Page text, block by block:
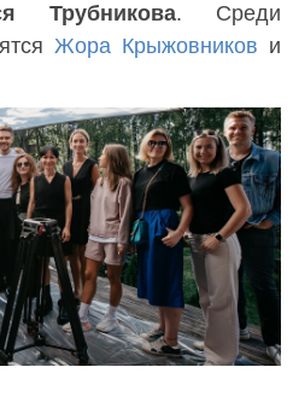
Трубникова. Среди
Жора Крыжовников и